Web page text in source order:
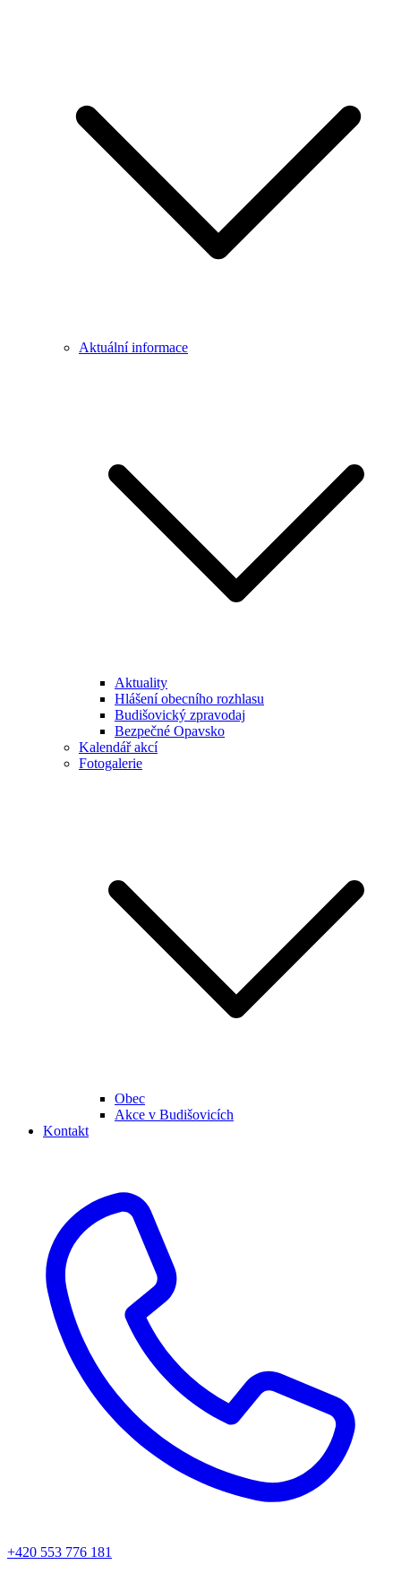
Aktuální informace
Aktuality
Hlášení obecního rozhlasu
Budišovický zpravodaj
Bezpečné Opavsko
Kalendář akcí
Fotogalerie
Obec
Akce v Budišovicích
Kontakt
+420 553 776 181